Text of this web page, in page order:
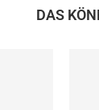
DAS